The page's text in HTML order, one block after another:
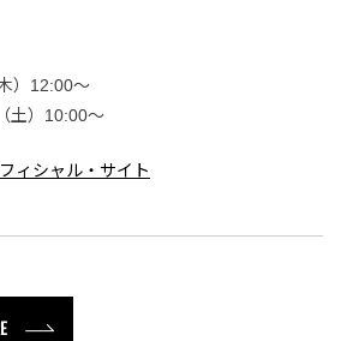
）12:00〜
土）10:00〜
ィシャル・サイト